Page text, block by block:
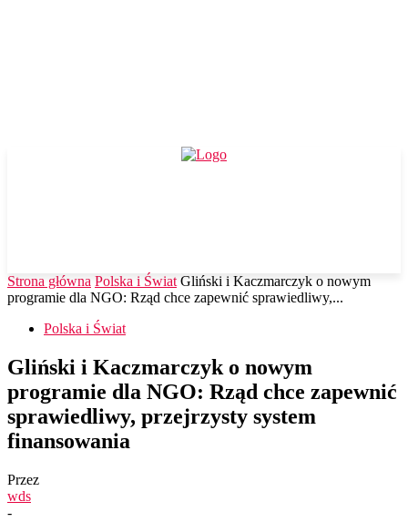
Strona główna Polska i Świat Gliński i Kaczmarczyk o nowym
programie dla NGO: Rząd chce zapewnić sprawiedliwy,...
Polska i Świat
Gliński i Kaczmarczyk o nowym
programie dla NGO: Rząd chce zapewnić
sprawiedliwy, przejrzysty system
finansowania
Przez
wds
-